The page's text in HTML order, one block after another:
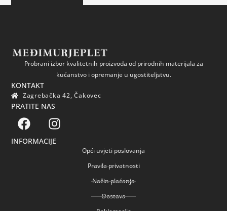
Probrani izbor kvalitetnih proizvoda od prirodnih materijala za
kućanstvo i opremanje u ugostiteljstvu.
KONTAKT
Zagrebačka 42, Čakovec
PRATITE NAS
INFORMACIJE
Opći uvjeti poslovanja
Pravila privatnosti
Način plaćanja
Dostava